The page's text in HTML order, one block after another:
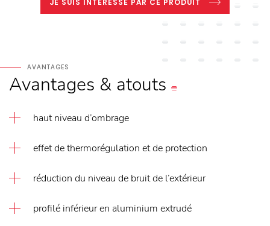
JE SUIS INTÉRESSÉ PAR CE PRODUIT
AVANTAGES
Avantages & atouts
haut niveau d’ombrage
effet de thermorégulation et de protection
réduction du niveau de bruit de l’extérieur
profilé inférieur en aluminium extrudé